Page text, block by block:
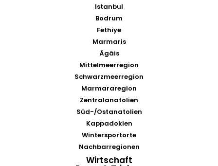
Istanbul
Bodrum
Fethiye
Marmaris
Ägäis
Mittelmeerregion
Schwarzmeerregion
Marmararegion
Zentralanatolien
Süd-/Ostanatolien
Kappadokien
Wintersportorte
Nachbarregionen
Wirtschaft